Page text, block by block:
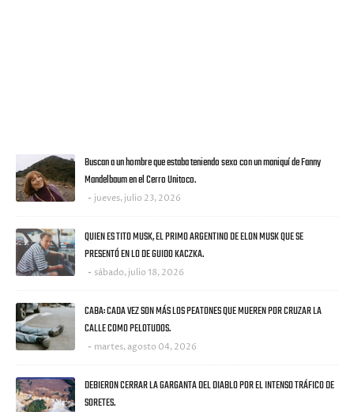
Buscan a un hombre que estaba teniendo sexo con un maniquí de Fanny
Mandelbaum en el Cerro Unitoco.
jueves, julio 23, 2026
QUIEN ES TITO MUSK, EL PRIMO ARGENTINO DE ELON MUSK QUE SE
PRESENTÓ EN LO DE GUIDO KACZKA.
sábado, julio 18, 2026
CABA: CADA VEZ SON MÁS LOS PEATONES QUE MUEREN POR CRUZAR LA
CALLE COMO PELOTUDOS.
martes, agosto 04, 2026
DEBIERON CERRAR LA GARGANTA DEL DIABLO POR EL INTENSO TRÁFICO DE
SORETES.